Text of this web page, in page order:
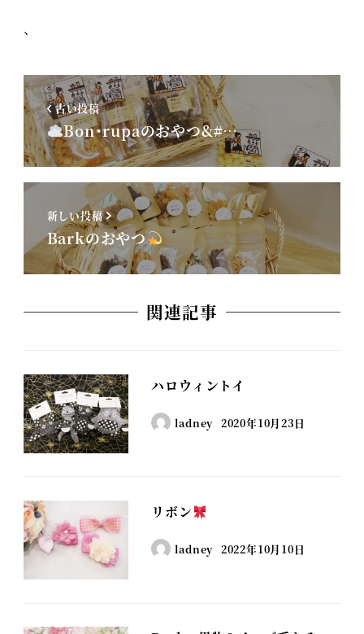
、
古い投稿
Bon･rupaのおやつ&#…
新しい投稿
Barkのおやつ
関連記事
ハロウィントイ
ladney 2020年10月23日
リボン
ladney 2022年10月10日